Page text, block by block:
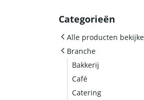
Categorieën
Alle producten
Branche
Bakkerij
Café
Catering